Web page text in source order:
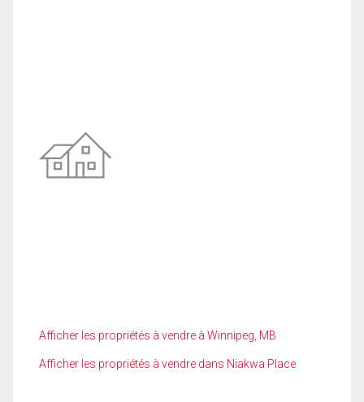
Afficher les propriétés à vendre à Winnipeg, MB
Afficher les propriétés à vendre dans Niakwa Place